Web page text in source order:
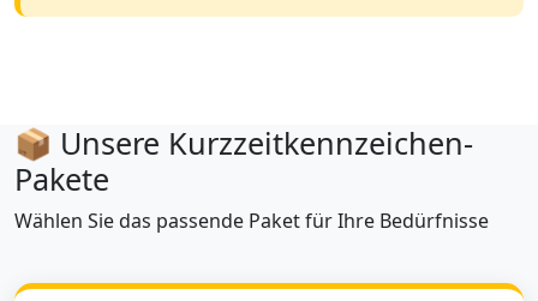
📦 Unsere Kurzzeitkennzeichen-
Pakete
Wählen Sie das passende Paket für Ihre Bedürfnisse